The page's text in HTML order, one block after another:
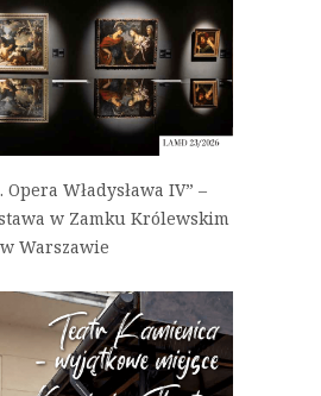
Władysława IV” –
w Zamku Królewskim
w Warszawie